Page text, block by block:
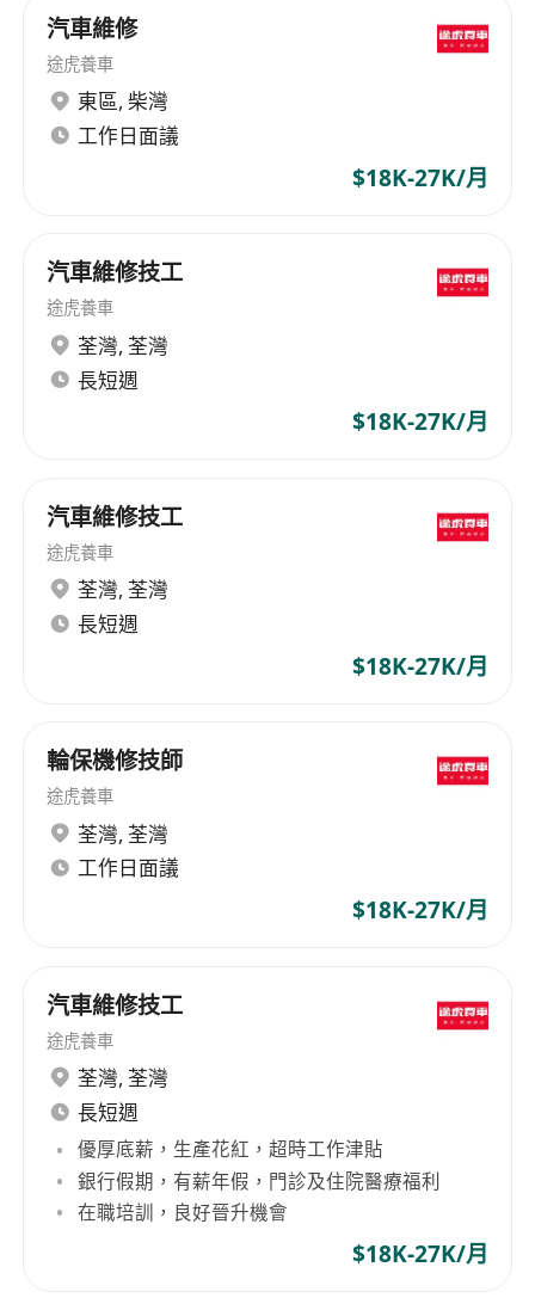
我們的服務網絡的不斷擴張，截至2024年上半年，
我們在全國擁有6,311家途虎工場店，覆蓋了全國幾
乎所有省級行政區的300多個地級市，更是覆蓋了全
國近1,700個縣域地區。就所運營汽車服務門店數目
及品牌認知度而言，途虎為中國領先的獨立汽車服
汽車維修
途虎養車
東區, 柴灣
工作日面議
$18K-27K/月
汽車維修技工
途虎養車
荃灣, 荃灣
長短週
$18K-27K/月
汽車維修技工
途虎養車
荃灣, 荃灣
長短週
$18K-27K/月
輪保機修技師
途虎養車
荃灣, 荃灣
工作日面議
$18K-27K/月
汽車維修技工
途虎養車
荃灣, 荃灣
長短週
優厚底薪，生產花紅，超時工作津貼
銀行假期，有薪年假，門診及住院醫療福利
在職培訓，良好晉升機會
$18K-27K/月